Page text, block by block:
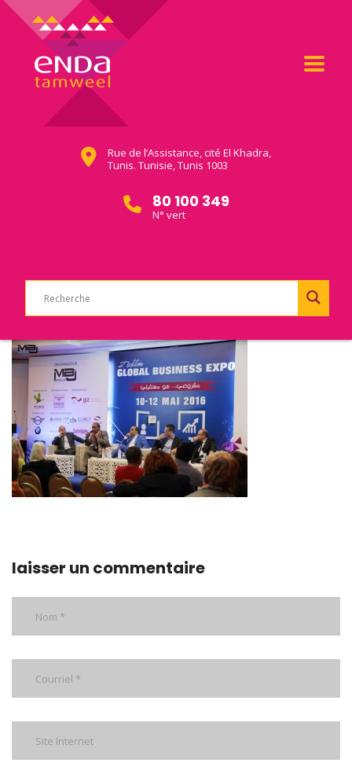
Rue de l’Assistance, cité El Khadra,
Tunis. Tunisie, Tunis 1003
80 100 349
N° vert
laisser un commentaire